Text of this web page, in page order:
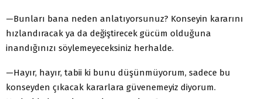
—Bunları bana neden anlatıyorsunuz? Konseyin kararını
hızlandıracak ya da değiştirecek gücüm olduğuna
inandığınızı söylemeyeceksiniz herhalde.
—Hayır, hayır, tabii ki bunu düşünmüyorum, sadece bu
konseyden çıkacak kararlara güvenemeyiz diyorum.